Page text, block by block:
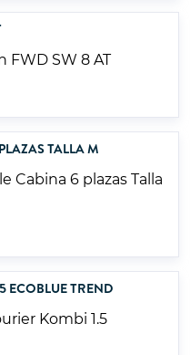
TALLA M
ECOBLUE TREND